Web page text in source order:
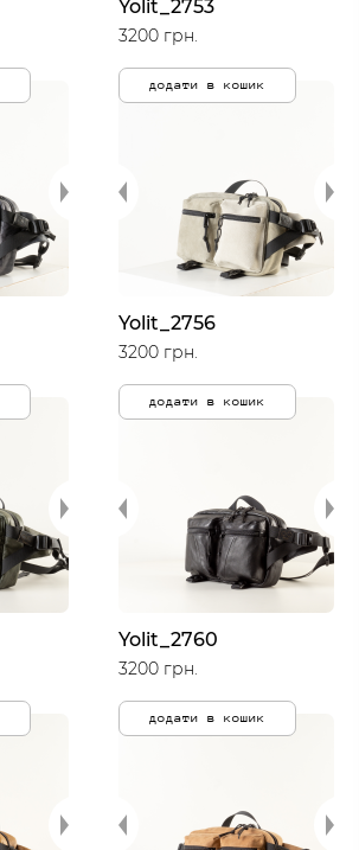
Yolit_2753
3200 грн.
додати в кошик
Yolit_2756
3200 грн.
додати в кошик
Yolit_2760
3200 грн.
додати в кошик